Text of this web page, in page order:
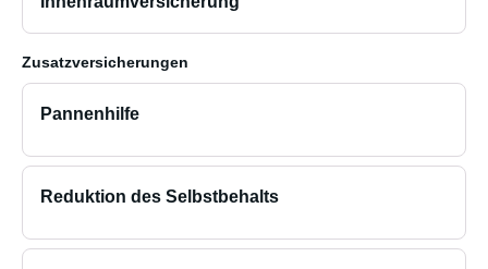
Zusatzversicherungen
Pannenhilfe
Reduktion des Selbstbehalts